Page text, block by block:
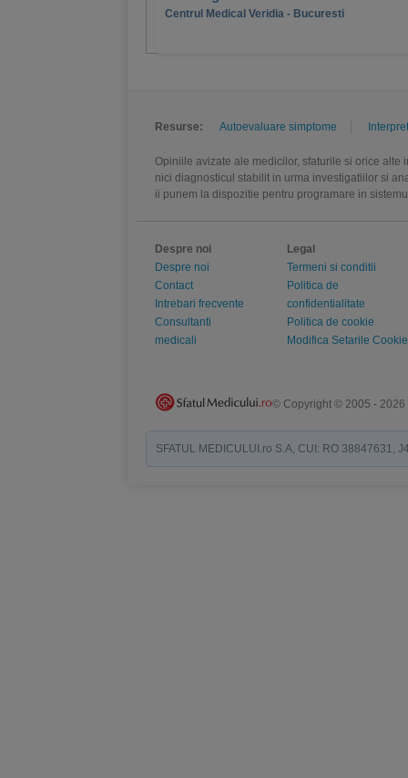
Centrul Medical Veridia - Bucuresti
Resurse: Autoevaluare simptome
Opiniile avizate ale medicilor, sfaturile si orice
nici diagnosticul stabilit in urma investigatiilor si
ii punem la dispozitie pentru programare in
Despre noi
Despre noi
Contact
Intrebari frecvente
Consultanti
medicali
Legal
Termeni si conditii
Politica de
confidentialitate
Politica de cookie
Modifica Setarile Cookie
© Copyright © 2005 - 2026
SFATUL MEDICULUI.ro S.A, CUI: RO 38847631,